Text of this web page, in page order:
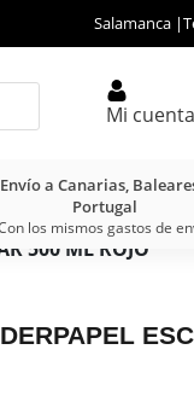
Salamanca |
Mi cuenta
Envío a Canarias,
Portugal
los mismos gastos de
500 ML ROJO